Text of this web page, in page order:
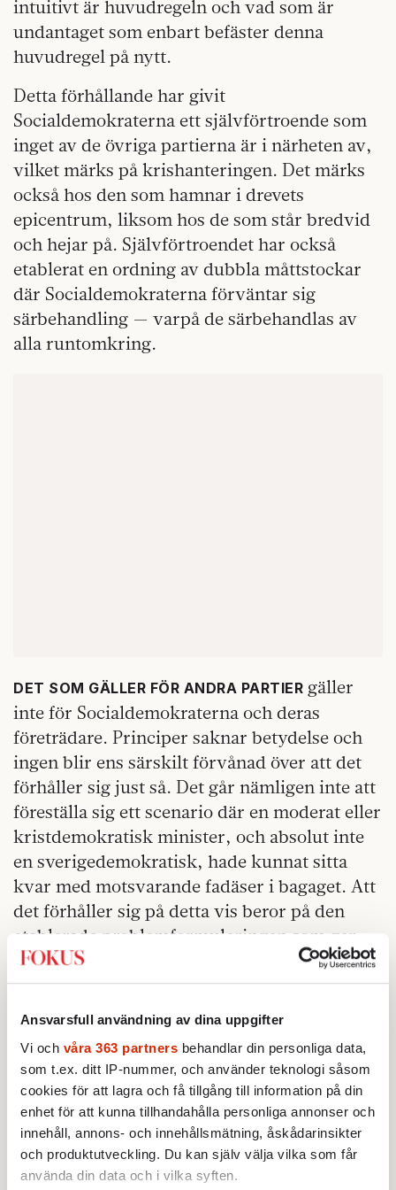
Ansvarsfull användning av dina uppgifter
Vi och våra 363 partners behandlar din personliga data,
som t.ex. ditt IP-nummer, och använder teknologi såsom
cookies för att lagra och få tillgång till information på din
enhet för att kunna tillhandahålla personliga annonser och
innehåll, annons- och innehållsmätning, åskådarinsikter
och produktutveckling. Du kan själv välja vilka som får
använda din data och i vilka syften.
intuitivt är huvudregeln och vad som är
undantaget som enbart befäster denna
huvudregel på nytt.
Detta förhållande har givit
Socialdemokraterna ett självförtroende som
inget av de övriga partierna är i närheten av,
vilket märks på krishanteringen. Det märks
också hos den som hamnar i drevets
epicentrum, liksom hos de som står bredvid
och hejar på. Självförtroendet har också
etablerat en ordning av dubbla måttstockar
där Socialdemokraterna förväntar sig
särbehandling — varpå de särbehandlas av
alla runtomkring.
DET SOM GÄLLER FÖR ANDRA PARTIER gäller
inte för Socialdemokraterna och deras
företrädare. Principer saknar betydelse och
ingen blir ens särskilt förvånad över att det
förhåller sig just så. Det går nämligen inte att
föreställa sig ett scenario där en moderat eller
kristdemokratisk minister, och absolut inte
en sverigedemokratisk, hade kunnat sitta
kvar med motsvarande fadäser i bagaget. Att
det förhåller sig på detta vis beror på den
etablerade problemformuleringen som ger
vid handen att en socialdemokrat per
automatik är lika god och moralisk som en
moderat är ond och egoistisk.
”Kvalificerat trams att en minister skulle
behöva gå för att hon ”inte tagit tillräckligt
hårt avstånd” från sin sambos band. Skärp
er.”, skrev Lotta Ilona Häyrynen,
kulturskribent i Aftonbladet, apropå det
heilande statsrådet (Twitter 25/12).